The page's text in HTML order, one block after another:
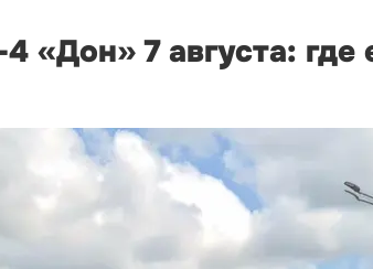
«Дон» 7 августа: где